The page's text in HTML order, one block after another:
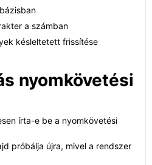
a számban
késleltetett frissítése
nyomkövetési
írta-e be a nyomkövetési
próbálja újra, mivel a rendszer